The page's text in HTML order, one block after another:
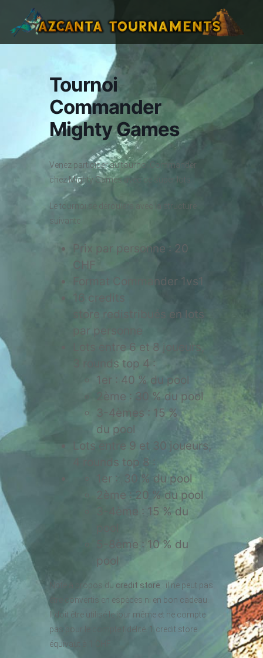
Tournoi
Commander
Mighty Games
Venez participer au tournoi Commander
chez Mighty Games avec de super lots.
Le tournoi se déroulera avec la structure
suivante :
Prix par personne : 20
CHF
Format Commander 1vs1
16 credits
store redistribués en lots
par personne
Lots entre 6 et 8 joueurs,
3 rounds top 4 :
1er : 40 % du pool
2ème : 30 % du pool
3-4èmes : 15 %
du pool
Lots entre 9 et 30 joueurs,
4 rounds top 8 :
1er : 30 % du pool
2ème : 20 % du pool
3-4ème : 15 % du
5-8ème : 10 % du
pool
Note à propos du credit store : il ne peut pas
être convertis en espèces ni en bon cadeau.
Il doit être utilisé le jour même et ne compte
pas pour le compte fidélité. 1 credit store
équivaut à 1 CHF.